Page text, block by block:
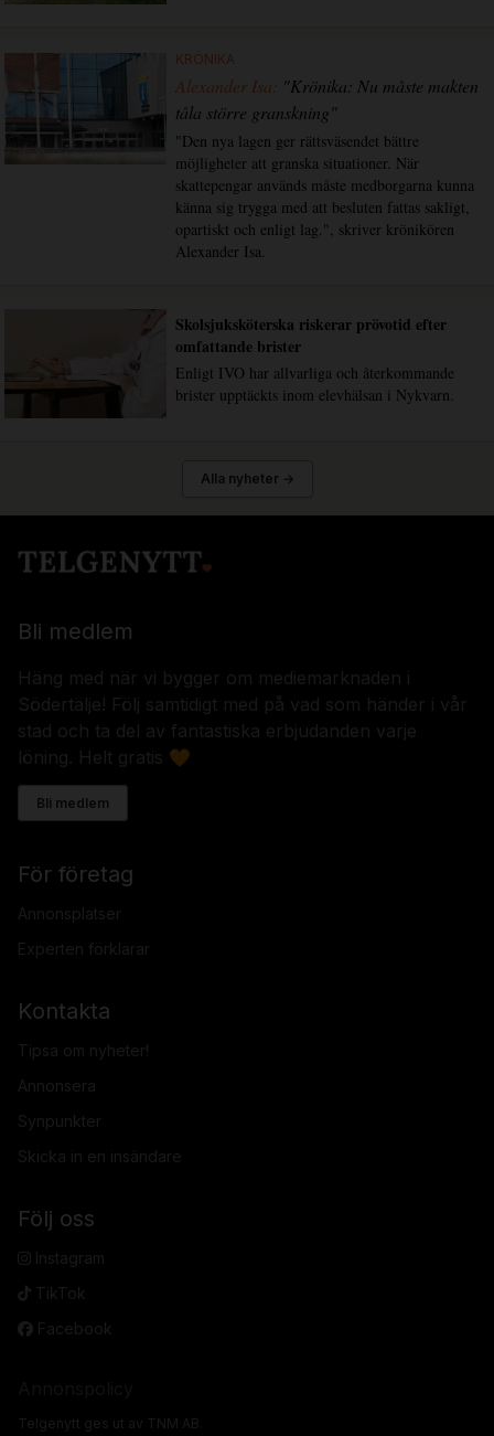
KRÖNIKA
Alexander Isa: "Krönika: Nu måste makten
tåla större granskning"
"Den nya lagen ger rättsväsendet bättre
möjligheter att granska situationer. När
skattepengar används måste medborgarna kunna
känna sig trygga med att besluten fattas sakligt,
opartiskt och enligt lag.", skriver krönikören
Alexander Isa.
Skolsjuksköterska riskerar prövotid efter
omfattande brister
Enligt IVO har allvarliga och återkommande
brister upptäckts inom elevhälsan i Nykvarn.
Alla nyheter →
Bli medlem
Häng med när vi bygger om mediemarknaden i
Södertälje! Följ samtidigt med på vad som händer i vår
stad och ta del av fantastiska erbjudanden varje
löning. Helt gratis 🧡
Bli medlem
För företag
Annonsplatser
Experten förklarar
Kontakta
Tipsa om nyheter!
Annonsera
Synpunkter
Skicka in en insändare
Följ oss
Instagram
TikTok
Facebook
Telgenytt ges ut av TNM AB.